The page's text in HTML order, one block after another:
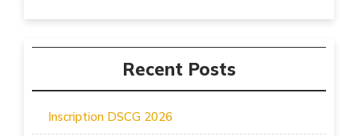
Recent Posts
Inscription DSCG 2026